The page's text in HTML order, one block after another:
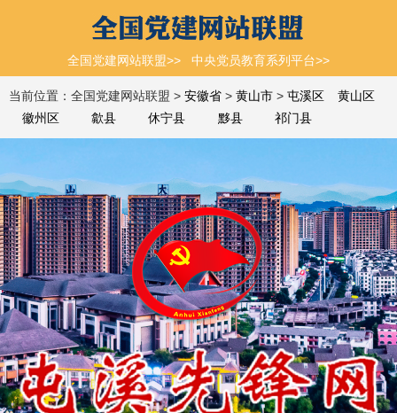
全国党建网站联盟>> 中央党员教育系列平台>>
当前位置：全国党建网站联盟 > 安徽省 > 黄山市 > 屯溪区
黄山区
徽州区
歙县 休宁县 黟县 祁门县